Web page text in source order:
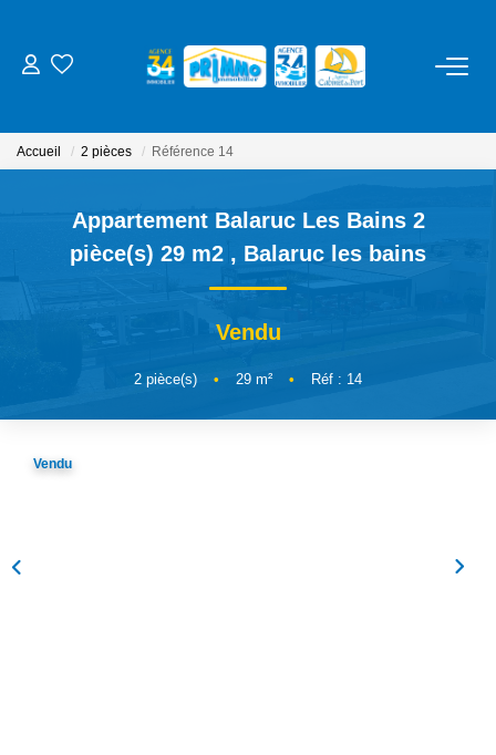
ESTIMER
Accueil 2 pièces Référence 14
Appartement Balaruc Les Bains 2
pièce(s) 29 m2 , Balaruc les bains
Vendu
2 pièce(s) • 29 m² • Réf : 14
Vendu